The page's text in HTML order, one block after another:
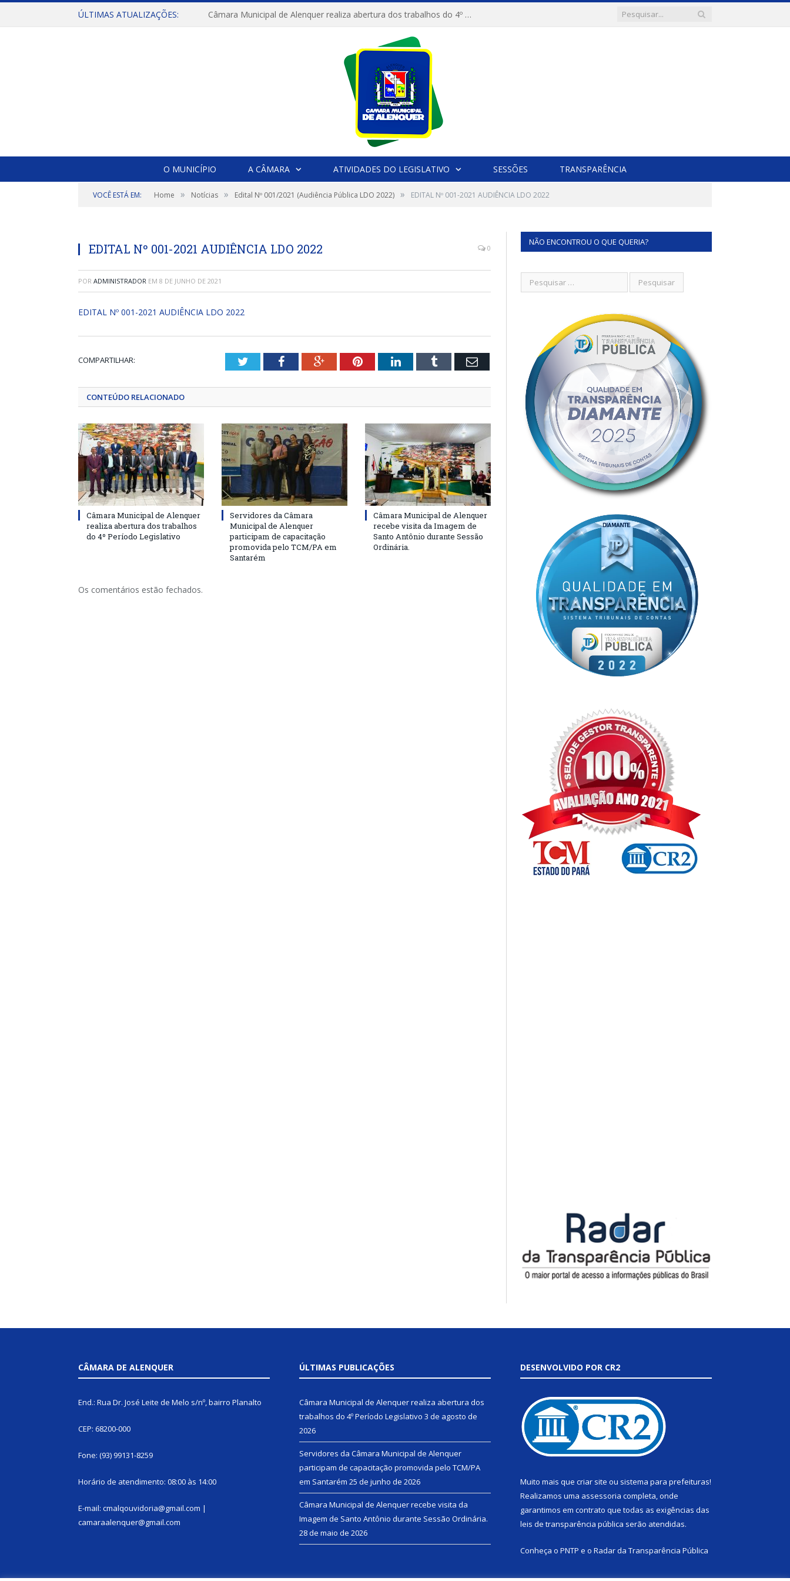
ÚLTIMAS ATUALIZAÇÕES: Câmara Municipal de Alenquer realiza abertura dos trabalhos do 4º Período Legislativo
O MUNICÍPIO A CÂMARA ATIVIDADES DO LEGISLATIVO SESSÕES TRANSPARÊNCIA
VOCÊ ESTÁ EM: Home » Notícias » Edital Nº 001/2021 (Audiência Pública LDO 2022) » EDITAL Nº 001-2021 AUDIÊNCIA LDO 2022
EDITAL Nº 001-2021 AUDIÊNCIA LDO 2022 0
POR ADMINISTRADOR EM 8 DE JUNHO DE 2021
EDITAL Nº 001-2021 AUDIÊNCIA LDO 2022
COMPARTILHAR: TwitterFacebookGoogle+PinterestLinkedInTumblr Email
CONTEÚDO RELACIONADO
Câmara Municipal de Alenquer
realiza abertura dos trabalhos
do 4º Período Legislativo
Servidores da Câmara
Municipal de Alenquer
participam de capacitação
promovida pelo TCM/PA em
Santarém
Câmara Municipal de Alenquer
recebe visita da Imagem de
Santo Antônio durante Sessão
Ordinária.
Os comentários estão fechados.
NÃO ENCONTROU O QUE QUERIA?
CÂMARA DE ALENQUER
End.: Rua Dr. José Leite de Melo s/nº, bairro Planalto
CEP: 68200-000
Fone: (93) 99131-8259
Horário de atendimento: 08:00 às 14:00
E-mail: cmalqouvidoria@gmail.com |
camaraalenquer@gmail.com
ÚLTIMAS PUBLICAÇÕES
Câmara Municipal de Alenquer realiza abertura dos
trabalhos do 4º Período Legislativo 3 de agosto de
2026
Servidores da Câmara Municipal de Alenquer
participam de capacitação promovida pelo TCM/PA
em Santarém 25 de junho de 2026
Câmara Municipal de Alenquer recebe visita da
Imagem de Santo Antônio durante Sessão Ordinária.
28 de maio de 2026
DESENVOLVIDO POR CR2
Muito mais que criar site ou sistema para prefeituras!
Realizamos uma assessoria completa, onde
garantimos em contrato que todas as exigências das
leis de transparência pública serão atendidas.
Conheça o PNTP e o Radar da Transparência Pública